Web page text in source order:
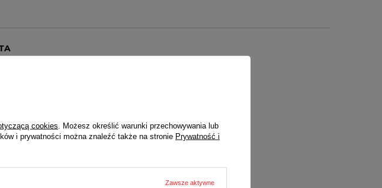
modeli funkcyjnych)
cookies . Możesz określić warunki przechowywania lub
i prywatności można znaleźć także na stronie Prywatność i
Zawsze aktywne